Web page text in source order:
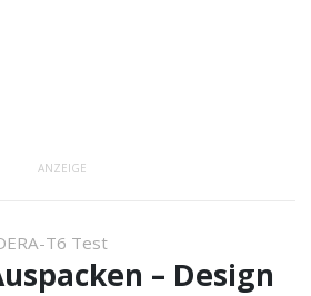
ANZEIGE
T6 Test
– Design